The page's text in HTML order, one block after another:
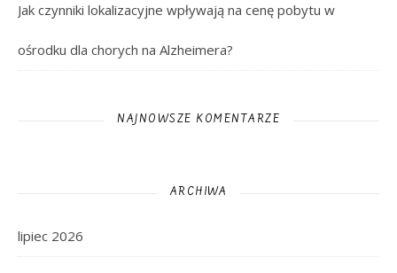
Jak czynniki lokalizacyjne wpływają na cenę pobytu w
ośrodku dla chorych na Alzheimera?
NAJNOWSZE KOMENTARZE
ARCHIWA
lipiec 2026